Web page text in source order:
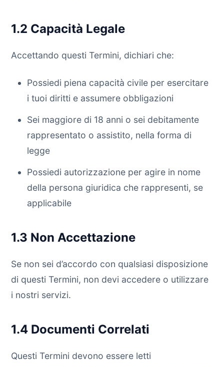
1.2 Capacità Legale
Accettando questi Termini, dichiari che:
Possiedi piena capacità civile per esercitare
i tuoi diritti e assumere obbligazioni
Sei maggiore di 18 anni o sei debitamente
rappresentato o assistito, nella forma di
legge
Possiedi autorizzazione per agire in nome
della persona giuridica che rappresenti, se
applicabile
1.3 Non Accettazione
Se non sei d’accordo con qualsiasi disposizione
di questi Termini, non devi accedere o utilizzare
i nostri servizi.
1.4 Documenti Correlati
Questi Termini devono essere letti